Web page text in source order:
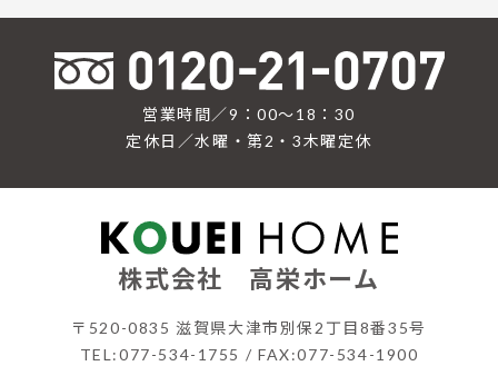
営業時間／9：00〜18：30
定休日／水曜・第2・3木曜定休
株式会社 高栄ホーム
〒520-0835 滋賀県大津市別保2丁目8番35号
TEL:077-534-1755 / FAX:077-534-1900